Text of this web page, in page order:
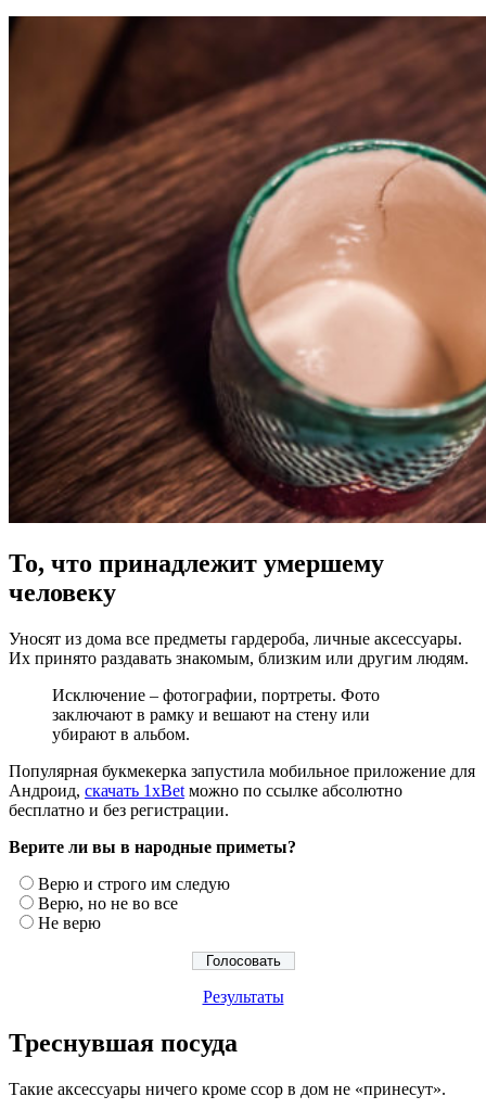
То, что принадлежит умершему
человеку
Уносят из дома все предметы гардероба, личные аксессуары.
Их принято раздавать знакомым, близким или другим людям.
Исключение – фотографии, портреты. Фото
заключают в рамку и вешают на стену или
убирают в альбом.
Популярная букмекерка запустила мобильное приложение для
Андроид, скачать 1xBet можно по ссылке абсолютно
бесплатно и без регистрации.
Верите ли вы в народные приметы?
Верю и строго им следую
Верю, но не во все
Не верю
Результаты
Треснувшая посуда
Такие аксессуары ничего кроме ссор в дом не «принесут».